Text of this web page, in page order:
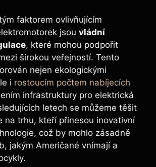
faktorem ovlivňujícím
jsou vládní
, které mohou podpořit
širokou veřejností. Tento
nejen ekologickými
i rostoucím počtem nabíjecích
infrastruktury pro elektrická
letech se můžeme těšit
na trhu, kteří přinesou inovativní
což by mohlo zásadně
jakým Američané vnímají a